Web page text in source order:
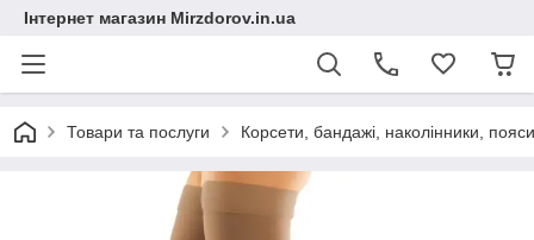
Інтернет магазин Mirzdorov.in.ua
Товари та послуги Корсети, бандажі, наколінники,